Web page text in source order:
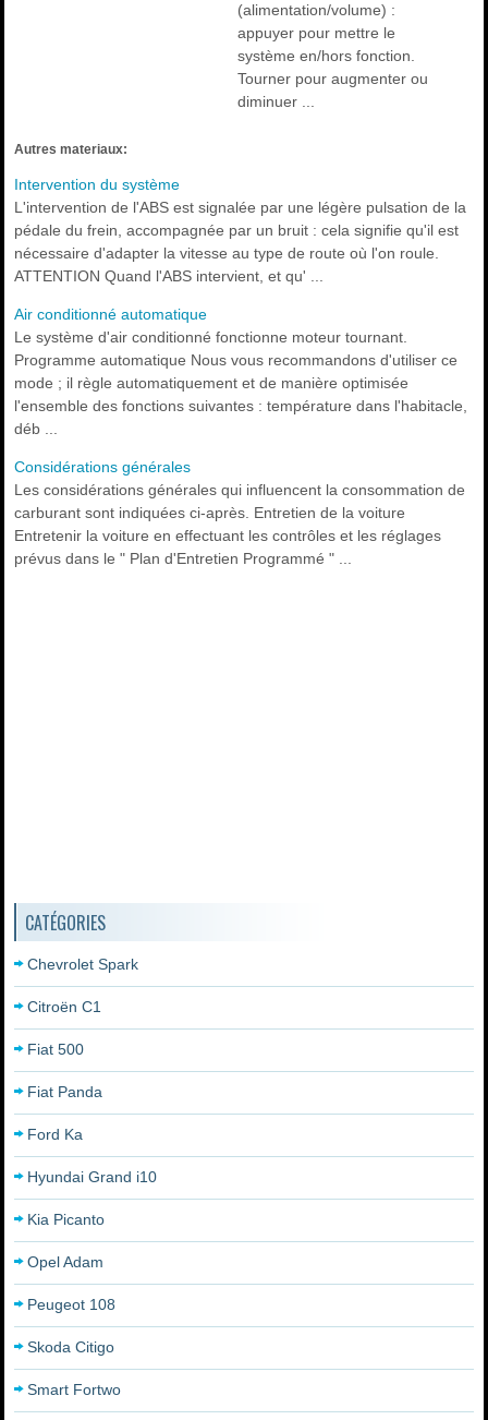
(alimentation/volume) :
appuyer pour mettre le
système en/hors fonction.
Tourner pour augmenter ou
diminuer ...
Autres materiaux:
Intervention du système
L'intervention de l'ABS est signalée par une légère pulsation de la
pédale du frein, accompagnée par un bruit : cela signifie qu'il est
nécessaire d'adapter la vitesse au type de route où l'on roule.
ATTENTION Quand l'ABS intervient, et qu' ...
Air conditionné automatique
Le système d'air conditionné fonctionne moteur tournant.
Programme automatique Nous vous recommandons d'utiliser ce
mode ; il règle automatiquement et de manière optimisée
l'ensemble des fonctions suivantes : température dans l'habitacle,
déb ...
Considérations générales
Les considérations générales qui influencent la consommation de
carburant sont indiquées ci-après. Entretien de la voiture
Entretenir la voiture en effectuant les contrôles et les réglages
prévus dans le " Plan d'Entretien Programmé " ...
CATÉGORIES
Chevrolet Spark
Citroën C1
Fiat 500
Fiat Panda
Ford Ka
Hyundai Grand i10
Kia Picanto
Opel Adam
Peugeot 108
Skoda Citigo
Smart Fortwo